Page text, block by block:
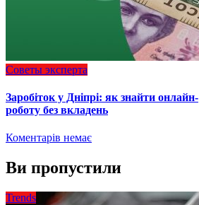
Советы эксперта
Заробіток у Дніпрі: як знайти онлайн-
роботу без вкладень
Коментарів немає
Ви пропустили
Trends